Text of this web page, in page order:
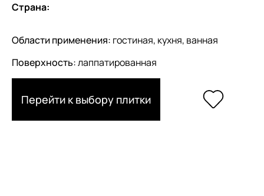
Страна:
Области применения: гостиная, кухня, ванная
Поверхность:лаппатированная
Перейти к выбору плитки